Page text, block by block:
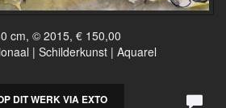
cm, © 2015, € 150,00
| Schilderkunst | Aquarel
DIT WERK VIA EXTO